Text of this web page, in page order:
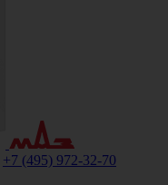
+7 (495) 972-32-70